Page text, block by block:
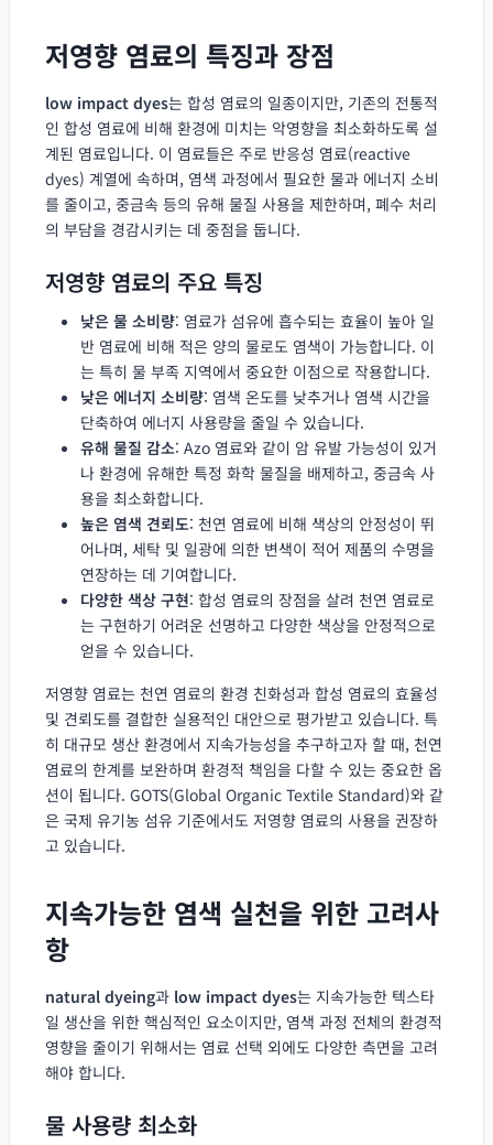
저영향 염료의 특징과 장점
low impact dyes는 합성 염료의 일종이지만, 기존의 전통적
인 합성 염료에 비해 환경에 미치는 악영향을 최소화하도록 설
계된 염료입니다. 이 염료들은 주로 반응성 염료(reactive
dyes) 계열에 속하며, 염색 과정에서 필요한 물과 에너지 소비
를 줄이고, 중금속 등의 유해 물질 사용을 제한하며, 폐수 처리
의 부담을 경감시키는 데 중점을 둡니다.
저영향 염료의 주요 특징
낮은 물 소비량: 염료가 섬유에 흡수되는 효율이 높아 일
반 염료에 비해 적은 양의 물로도 염색이 가능합니다. 이
는 특히 물 부족 지역에서 중요한 이점으로 작용합니다.
낮은 에너지 소비량: 염색 온도를 낮추거나 염색 시간을
단축하여 에너지 사용량을 줄일 수 있습니다.
유해 물질 감소: Azo 염료와 같이 암 유발 가능성이 있거
나 환경에 유해한 특정 화학 물질을 배제하고, 중금속 사
용을 최소화합니다.
높은 염색 견뢰도: 천연 염료에 비해 색상의 안정성이 뛰
어나며, 세탁 및 일광에 의한 변색이 적어 제품의 수명을
연장하는 데 기여합니다.
다양한 색상 구현: 합성 염료의 장점을 살려 천연 염료로
는 구현하기 어려운 선명하고 다양한 색상을 안정적으로
얻을 수 있습니다.
저영향 염료는 천연 염료의 환경 친화성과 합성 염료의 효율성
및 견뢰도를 결합한 실용적인 대안으로 평가받고 있습니다. 특
히 대규모 생산 환경에서 지속가능성을 추구하고자 할 때, 천연
염료의 한계를 보완하며 환경적 책임을 다할 수 있는 중요한 옵
션이 됩니다. GOTS(Global Organic Textile Standard)와 같
은 국제 유기농 섬유 기준에서도 저영향 염료의 사용을 권장하
고 있습니다.
지속가능한 염색 실천을 위한 고려사
항
natural dyeing과 low impact dyes는 지속가능한 텍스타
일 생산을 위한 핵심적인 요소이지만, 염색 과정 전체의 환경적
영향을 줄이기 위해서는 염료 선택 외에도 다양한 측면을 고려
해야 합니다.
물 사용량 최소화